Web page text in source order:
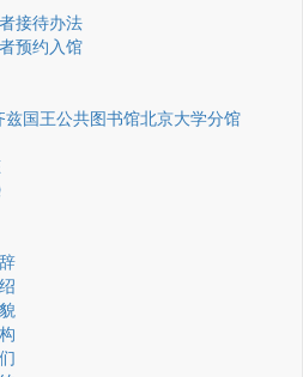
接待办法
预约入馆
兹国王公共图书馆北京大学分馆